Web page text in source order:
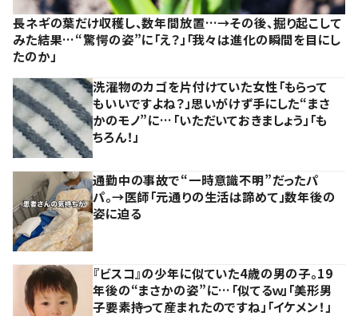
長ネギの葉だけ収穫し、数年間放置…→その後、掘り起こして
みた結果…“驚愕の姿”に「え？」「我々は進化の瞬間を目にし
たのか」
洗濯物のカゴを片付けていた女性「もらって
もいいですよね？」思いがけず手にした“まさ
かのモノ”に…「いただいておきましょう」「も
ちろん！」
通勤中の事故で“一時意識不明”だったパ
パ。→医師「元通りの生活は諦めて」数年後の
姿に迫る
『ビスコ』の少年に似ていた4歳の男の子。19
年後の“まさかの姿”に…「似てるｗ」「美形男
子要素持って産まれたのですね」「イケメン！」